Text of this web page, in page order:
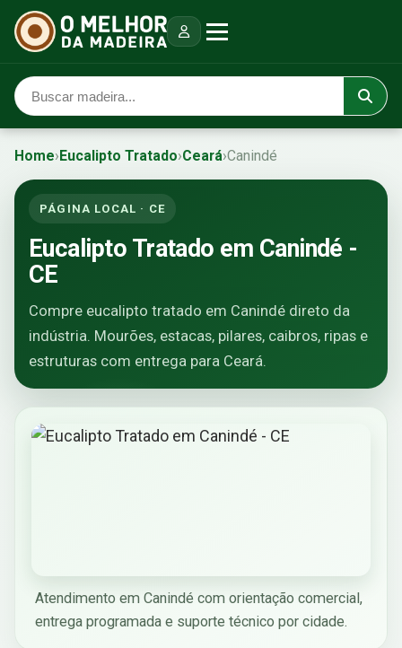
Home›Eucalipto Tratado›Ceará›Canindé
PÁGINA LOCAL · CE
Eucalipto Tratado em Canindé -
CE
Compre eucalipto tratado em Canindé direto da
indústria. Mourões, estacas, pilares, caibros, ripas e
estruturas com entrega para Ceará.
Atendimento em Canindé com orientação comercial,
entrega programada e suporte técnico por cidade.